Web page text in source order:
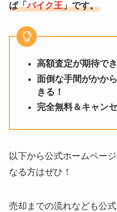
ば「バイク王」です。
高額査定が期待でき
面倒な手間がかか
きる！
完全無料＆キャン
以下から公式ホームペー
なる方はぜひ！
売却までの流れなども公